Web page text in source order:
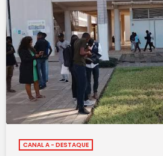
CANAL A - DESTAQUE